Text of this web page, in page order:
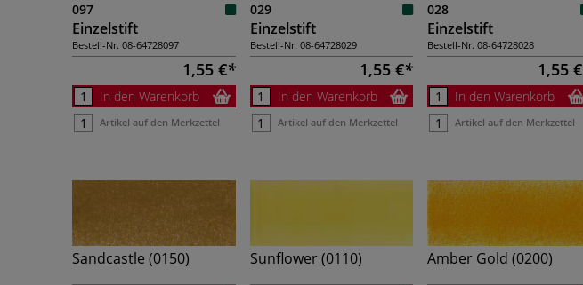
097
Einzelstift
Bestell-Nr. 08-64728097
1,55 €
In den Warenkorb
Artikel auf den Merkzettel
029
Einzelstift
Bestell-Nr. 08-64728029
1,55 €
In den Warenkorb
Artikel auf den Merkzettel
028
Einzelstift
Bestell-Nr. 08-64728028
1,55 €
In den Warenkorb
Artikel auf den Merkzettel
Sandcastle (0150) Sunflower (0110) Amber Gold (0200)